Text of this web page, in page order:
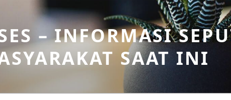
– INFORMASI
SAAT INI